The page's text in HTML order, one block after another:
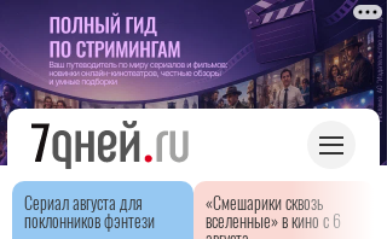
Сериал августа для
поклонников фэнтези
«Смешарики сквозь
вселенные» в кино с 6